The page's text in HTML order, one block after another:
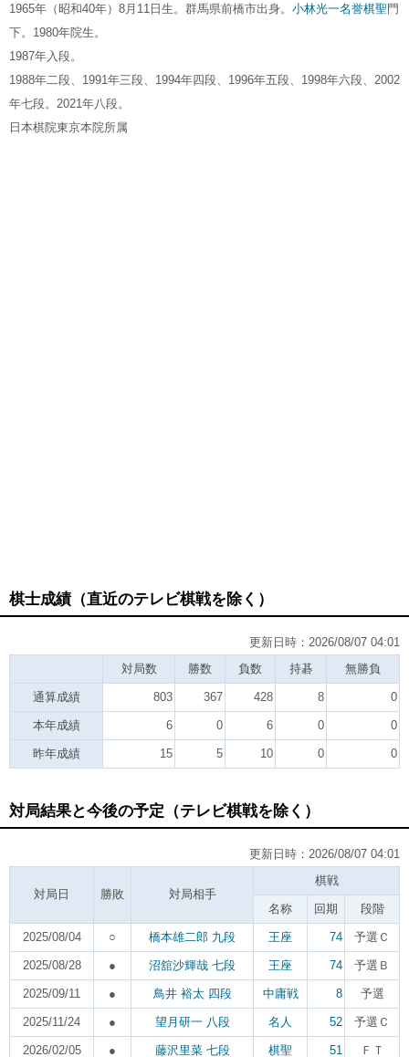
1965年（昭和40年）8月11日生。群馬県前橋市出身。 小林光一名誉棋聖門
下。1980年院生。
1987年入段。
1988年二段、1991年三段、1994年四段、1996年五段、1998年六段、2002
年七段。2021年八段。
日本棋院東京本院所属
棋士成績（直近のテレビ棋戦を除く）
更新日時：2026/08/07 04:01
対局数
勝数 負数 持碁 無勝負
通算成績 803 367 428 8 0
本年成績 6 0 6 0 0
昨年成績 15 5 10 0 0
対局結果と今後の予定（テレビ棋戦を除く）
更新日時：2026/08/07 04:01
対局日 勝敗 対局相手
棋戦
名称 回期 段階
2025/08/04 ○ 橋本雄二郎 九段 王座 74 予選Ｃ
2025/08/28 ● 沼舘沙輝哉 七段 王座 74 予選Ｂ
2025/09/11 ● 鳥井 裕太 四段 中庸戦 8 予選
2025/11/24 ● 望月研一 八段 名人 52 予選Ｃ
2026/02/05 ● 藤沢里菜 七段 棋聖 51 ＦＴ